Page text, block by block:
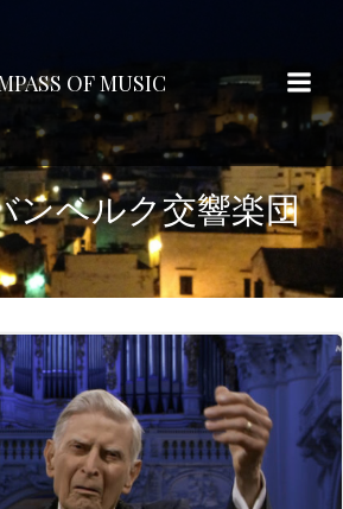
テ
ン
ツ
ス
キ
ッ
プ
OF MUSIC
ンベルク交響楽団